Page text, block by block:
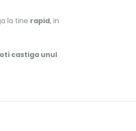
la tine rapid, in
castiga unul